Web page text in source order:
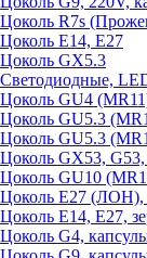
Цоколь R7s
Цоколь E14, E27
Цоколь GX5.3
Светодиодные,
Цоколь GU4
Цоколь GU5.3
Цоколь GU5.3
Цоколь GX53,
Цоколь GU10
Цоколь Е27 (ЛОН),
Цоколь Е14, Е27,
Цоколь G4,